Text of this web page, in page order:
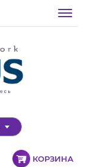
КОРЗИНА